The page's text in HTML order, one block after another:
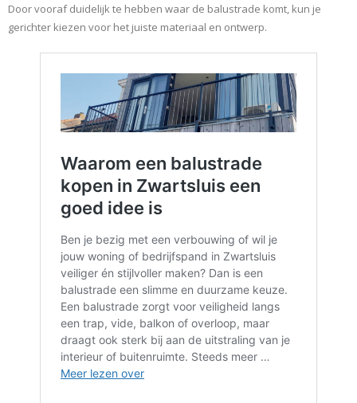
Door vooraf duidelijk te hebben waar de balustrade komt, kun je
gerichter kiezen voor het juiste materiaal en ontwerp.